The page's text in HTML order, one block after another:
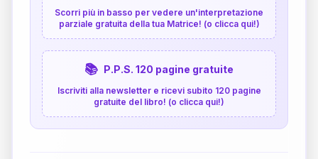
Scorri più in basso per vedere un'interpretazione
parziale gratuita della tua Matrice! (o clicca qui!)
📚 P.P.S. 120 pagine gratuite
Iscriviti alla newsletter e ricevi subito 120 pagine
gratuite del libro! (o clicca qui!)